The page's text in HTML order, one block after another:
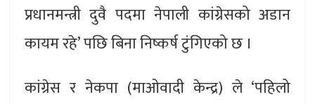
प्रधानमन्त्री दुवै पदमा नेपाली कांग्रेसको अडान
कायम रहे’ पछि बिना निष्कर्ष टुंगिएको छ ।
कांग्रेस र नेकपा (माओवादी केन्द्र) ले ‘पहिलो